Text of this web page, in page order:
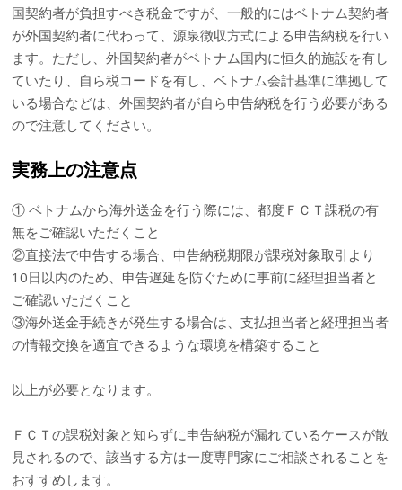
国契約者が負担すべき税金ですが、一般的にはベトナム契約者
が外国契約者に代わって、源泉徴収方式による申告納税を行い
ます。ただし、外国契約者がベトナム国内に恒久的施設を有し
ていたり、自ら税コードを有し、ベトナム会計基準に準拠して
いる場合などは、外国契約者が自ら申告納税を行う必要がある
ので注意してください。
実務上の注意点
① ベトナムから海外送金を行う際には、都度ＦＣＴ課税の有
無をご確認いただくこと
②直接法で申告する場合、申告納税期限が課税対象取引より
10日以内のため、申告遅延を防ぐために事前に経理担当者と
ご確認いただくこと
③海外送金手続きが発生する場合は、支払担当者と経理担当者
の情報交換を適宜できるような環境を構築すること
以上が必要となります。
ＦＣＴの課税対象と知らずに申告納税が漏れているケースが散
見されるので、該当する方は一度専門家にご相談されることを
おすすめします。